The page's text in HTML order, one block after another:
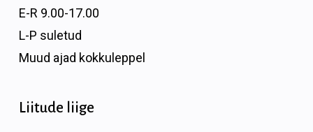
E-R 9.00-17.00
L-P suletud
Muud ajad kokkuleppel
Liitude liige